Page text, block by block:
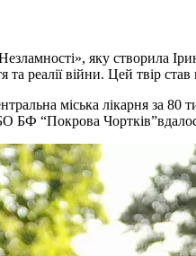
яку створила
реалії війни. Цей твір став
міська лікарня за
БФ “Покрова